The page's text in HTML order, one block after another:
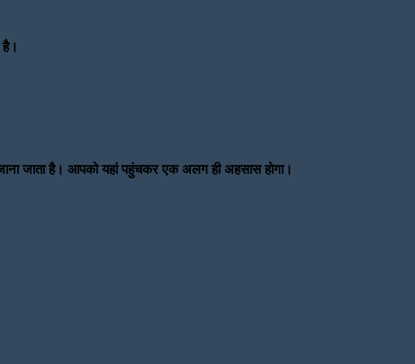
जाता है। आपको यहां पहुंचकर एक अलग ही अहसास होगा।